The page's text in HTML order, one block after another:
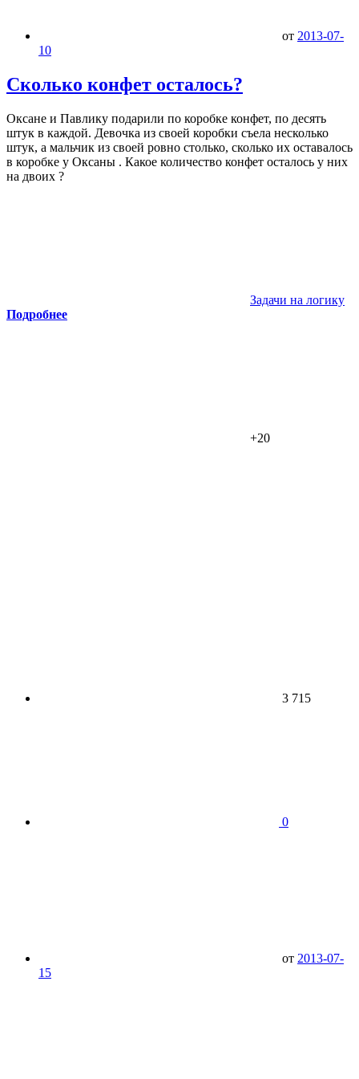
от 2013-07-
10
Сколько конфет осталось?
Оксане и Павлику подарили по коробке конфет, по десять
штук в каждой. Девочка из своей коробки съела несколько
штук, а мальчик из своей ровно столько, сколько их оставалось
в коробке у Оксаны . Какое количество конфет осталось у них
на двоих ?
Задачи на логику
Подробнее
+20
3 715
0
от 2013-07-
15